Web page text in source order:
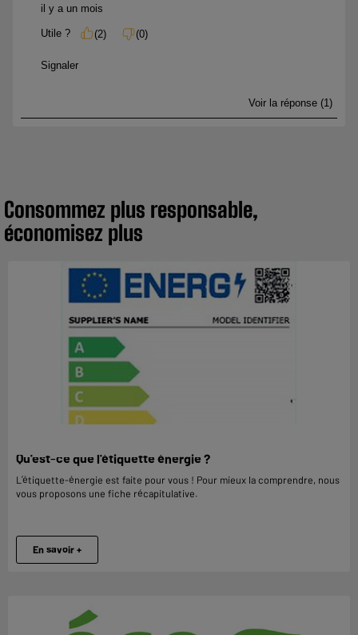
Consommez plus responsable,
économisez plus
Qu'est-ce que l'étiquette énergie ?
L’étiquette-énergie est faite pour vous ! Pour mieux la comprendre, nous
vous proposons une fiche récapitulative.
En savoir +